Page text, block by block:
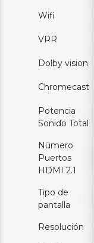
Wifi
VRR
Dolby vision
Chromecast
Potencia
Sonido Total
Número
Puertos
HDMI 2.1
Tipo de
pantalla
Resolución